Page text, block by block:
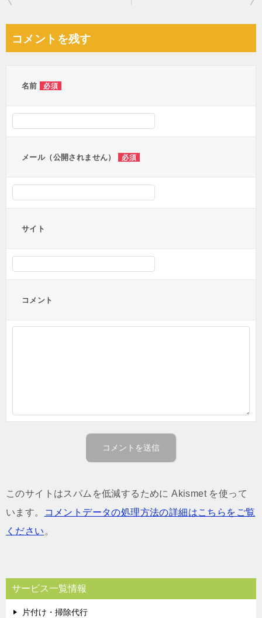
ビ
コメントを残す
名前 必須
メール（公開されません） 必須
サイト
コメント
このサイトはスパムを低減するために Akismet を使って
います。
コメントデータの処理方法の詳細はこちらをご覧
ください 。
サービス一覧情報
片付け・掃除代行